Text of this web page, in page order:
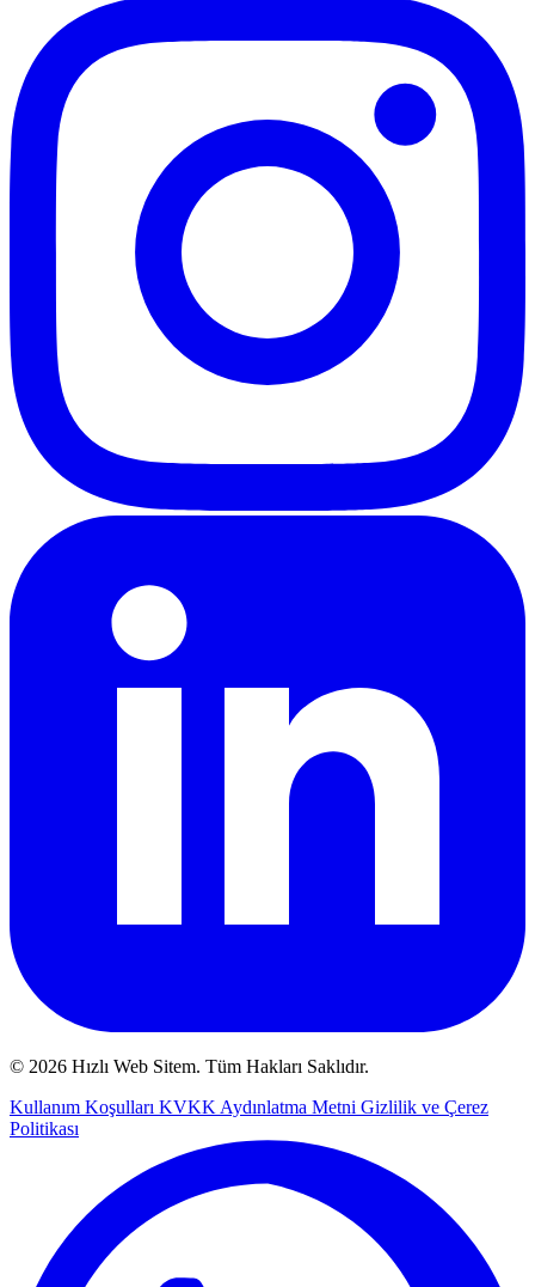
© 2026 Hızlı Web Sitem. Tüm Hakları Saklıdır.
Kullanım Koşulları KVKK Aydınlatma Metni Gizlilik ve Çerez
Politikası